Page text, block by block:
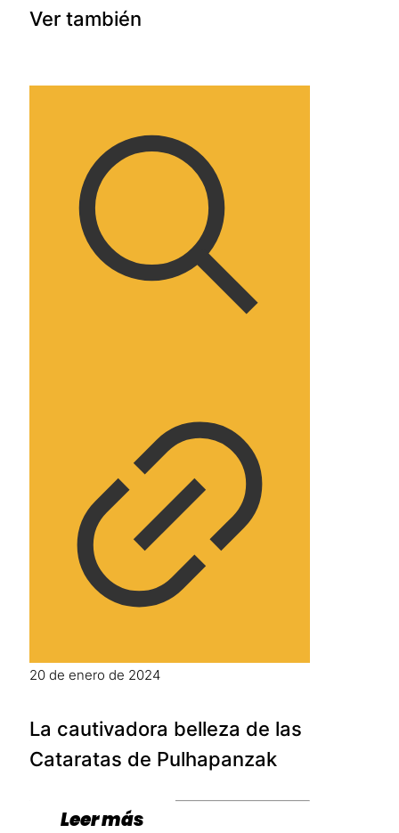
Ver también
20 de enero de 2024
La cautivadora belleza de las
Cataratas de Pulhapanzak
Leer más